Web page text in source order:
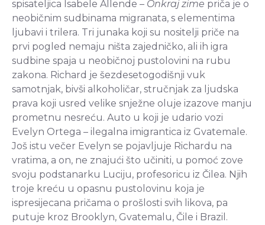
spisateljica Isabele Allende – Onkraj zime priča je o
neobičnim sudbinama migranata, s elementima
ljubavi i trilera. Tri junaka koji su nositelji priče na
prvi pogled nemaju ništa zajedničko, ali ih igra
sudbine spaja u neobičnoj pustolovini na rubu
zakona. Richard je šezdesetogodišnji vuk
samotnjak, bivši alkoholičar, stručnjak za ljudska
prava koji usred velike snježne oluje izazove manju
prometnu nesreću. Auto u koji je udario vozi
Evelyn Ortega – ilegalna imigrantica iz Gvatemale.
Još istu večer Evelyn se pojavljuje Richardu na
vratima, a on, ne znajući što učiniti, u pomoć zove
svoju podstanarku Luciju, profesoricu iz Čilea. Njih
troje kreću u opasnu pustolovinu koja je
ispresijecana pričama o prošlosti svih likova, pa
putuje kroz Brooklyn, Gvatemalu, Čile i Brazil.